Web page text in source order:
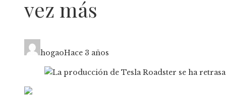
vez más
hogaoHace 3 años